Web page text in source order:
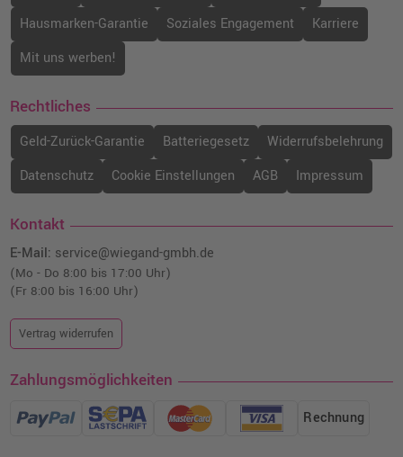
Hausmarken-Garantie
Soziales Engagement
Karriere
Mit uns werben!
Rechtliches
Geld-Zurück-Garantie Batteriegesetz
Widerrufsbelehrung
Datenschutz
Cookie Einstellungen AGB Impressum
Kontakt
E-Mail: service@wiegand-gmbh.de
(Mo - Do 8:00 bis 17:00 Uhr)
(Fr 8:00 bis 16:00 Uhr)
Vertrag widerrufen
Zahlungsmöglichkeiten
Rechnung